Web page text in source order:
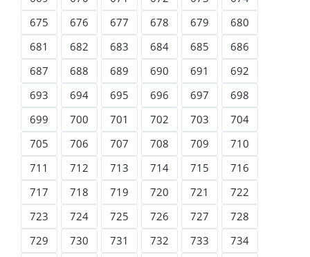
675
676 677 678 679
680
681
682 683 684 685
686
687
688 689 690 691
692
693
694 695 696 697
698
699
700 701 702 703
704
705
706 707 708 709
710
711
712 713 714 715
716
717
718 719 720 721
722
723
724 725 726 727
728
729
730 731 732 733
734